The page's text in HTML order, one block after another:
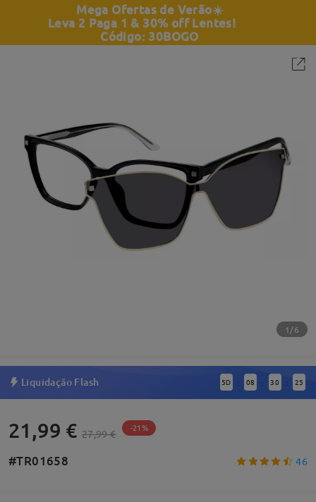
Mega Ofertas de Verão☀️
Leva 2 Paga 1 & 30% off Lentes!
Código: 30BOGO
1/6
Liquidação Flash 5D : 08 : 30 : 25
21,99 € 27,99 € -21%
#TR01658 46